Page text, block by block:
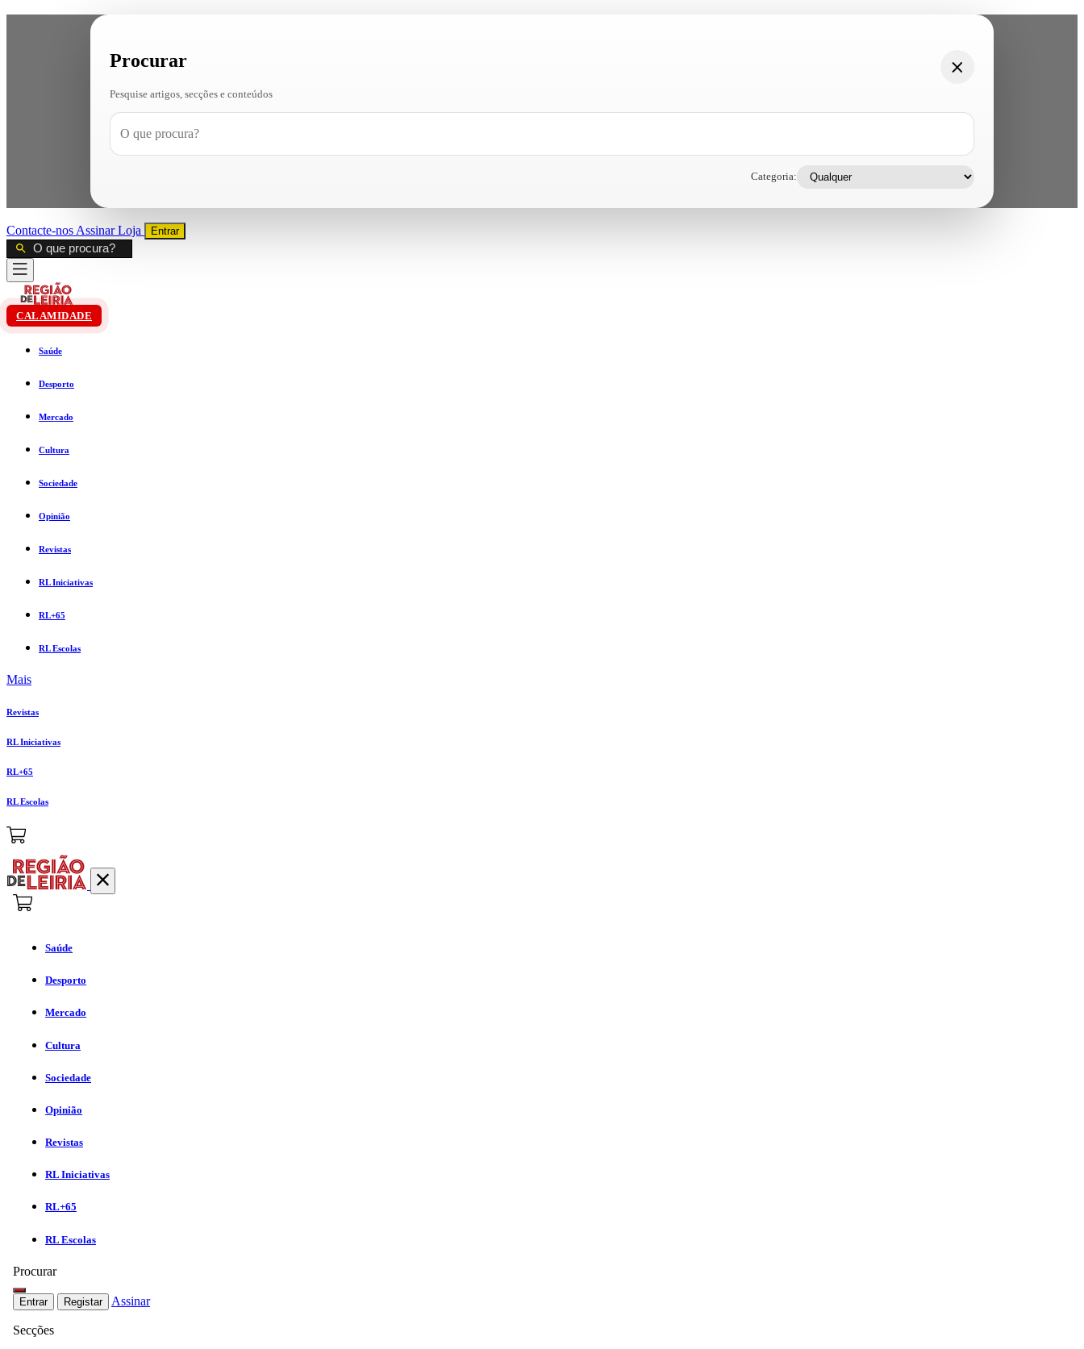
Procurar
Pesquise artigos, secções e conteúdos
Categoria:
Contacte-nos AssinarLoja Entrar
CALAMIDADE
Saúde
Desporto
Mercado
Cultura
Sociedade
Opinião
Revistas
RL Iniciativas
RL+65
RL Escolas
Mais
Revistas
RL Iniciativas
RL+65
RL Escolas
Saúde
Desporto
Mercado
Cultura
Sociedade
Opinião
Revistas
RL Iniciativas
RL+65
RL Escolas
Procurar
Entrar Registar Assinar
Secções